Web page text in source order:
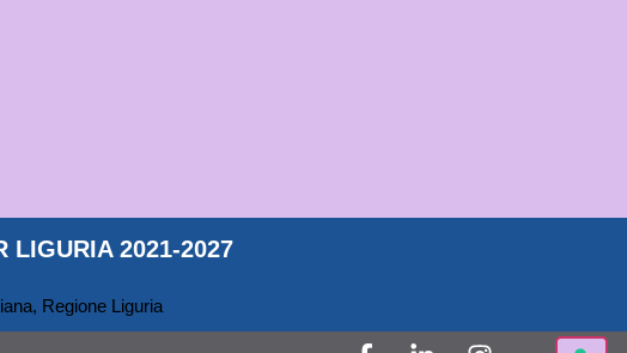
LIGURIA 2021-2027